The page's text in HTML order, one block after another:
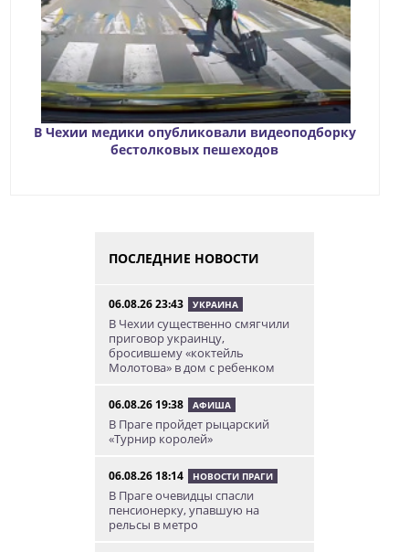
В Чехии медики опубликовали видеоподборку
бестолковых пешеходов
ПОСЛЕДНИЕ НОВОСТИ
06.08.26 23:43 УКРАИНА
В Чехии существенно смягчили
приговор украинцу,
бросившему «коктейль
Молотова» в дом с ребенком
06.08.26 19:38 АФИША
В Праге пройдет рыцарский
«Турнир королей»
06.08.26 18:14 НОВОСТИ ПРАГИ
В Праге очевидцы спасли
пенсионерку, упавшую на
рельсы в метро